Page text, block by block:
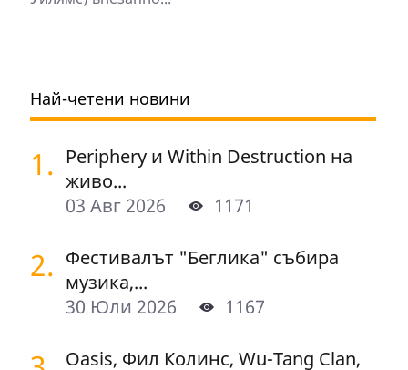
Най-четени новини
1. Periphery и Within Destruction на
живо...
03 Авг 2026
1171
2. Фестивалът "Беглика" събира
музика,...
30 Юли 2026
1167
Oasis, Фил Колинс, Wu-Tang Clan,